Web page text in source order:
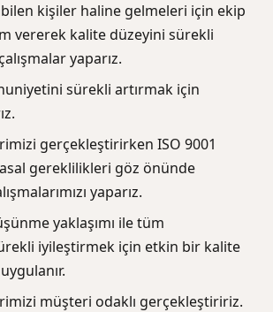
kişiler haline gelmeleri için ekip
vererek kalite düzeyini sürekli
yaparız.
sürekli artırmak için
gerçekleştirirken ISO 9001
gereklilikleri göz önünde
yaparız.
yaklaşımı ile tüm
iyileştirmek için etkin bir kalite
müşteri odaklı gerçekleştiririz.